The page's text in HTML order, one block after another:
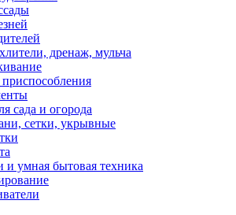
дренаж, мульча
сада и огорода
сетки, укрывные
умная бытовая техника